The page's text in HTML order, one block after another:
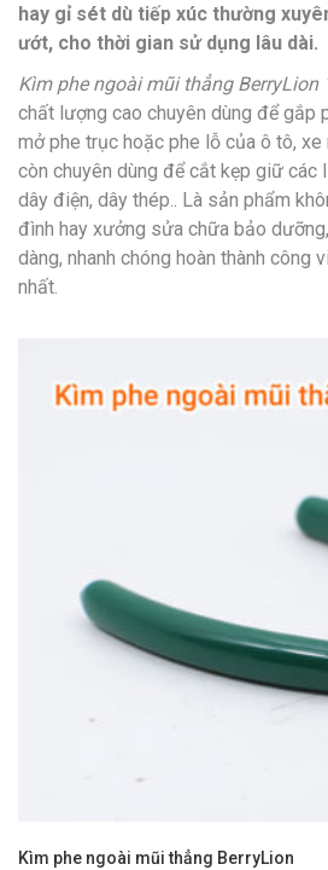
hay gỉ sét dù tiếp xúc thường
ướt, cho thời gian sử dụng lâu dài.
Kìm phe ngoài mũi thẳng BerryLion
chất lượng cao chuyên dùng để gắp
mở phe trục hoặc phe lỗ của ô tô, xe
còn chuyên dùng để cắt kẹp giữ các
dây điện, dây thép.. Là sản phẩm
đình hay xưởng sửa chữa bảo
dàng, nhanh chóng hoàn thành công
nhất.
Kìm phe ngoài mũi thẳng BerryLion